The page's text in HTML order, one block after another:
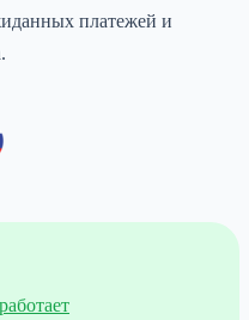
платежей и